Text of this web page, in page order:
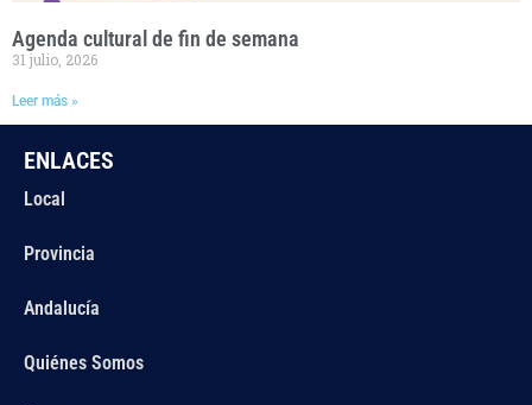
Agenda cultural de fin de semana
31 julio, 2026
Leer más »
ENLACES
Local
Provincia
Andalucía
Quiénes Somos